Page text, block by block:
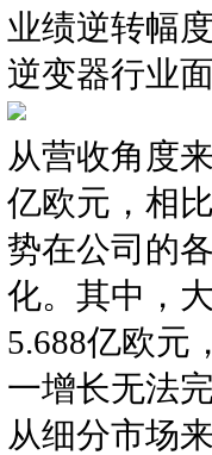
业绩逆转幅
逆变器行业
从营收角度
亿欧元，相
势在公司的
化。其中，
5.688亿欧元
一增长无法
从细分市场